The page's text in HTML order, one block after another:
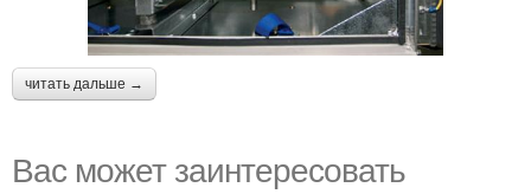
читать дальше →
Вас может заинтересовать